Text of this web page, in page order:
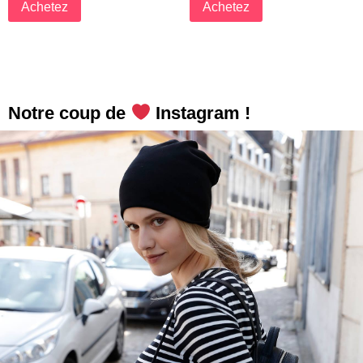
Achetez Achetez
Notre coup de Instagram !